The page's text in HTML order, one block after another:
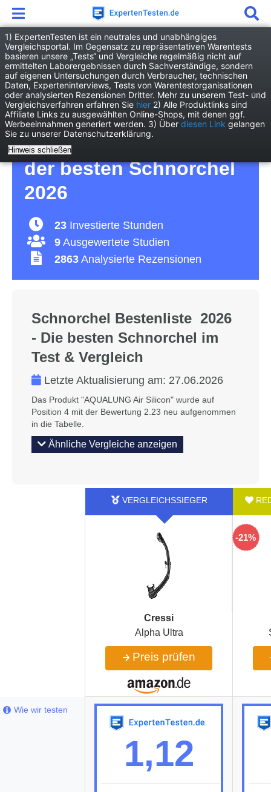
Freizeit Hobby Schnorchel
Schnorchel Test – so
kriegen Sie auch unter
Wasser Luft – Vergleich
der besten Schnorchel
2026
23 Investierte Stunden
9 Ausgewertete Studien
2863 Analysierte Rezensionen
Schnorchel Bestenliste 2026
- Die besten Schnorchel im
Test & Vergleich
Letzte Aktualisierung am: 27.06.2026
Das Produkt "‎AQUALUNG Air Silicon" wurde auf
Position 4 mit der Bewertung 2.23 neu aufgenommen
in die Tabelle.
Ähnliche Vergleiche anzeigen
-21%
Cressi
Alpha Ultra
Preis prüfen
1,12
Wie wir testen
1) ExpertenTesten ist ein neutrales und unabhängiges
Vergleichsportal. Im Gegensatz zu repräsentativen Warentests
basieren unsere „Tests“ und Vergleiche regelmäßig nicht auf
ermittelten Laborergebnissen durch Sachverständige, sondern
auf eigenen Untersuchungen durch Verbraucher, technischen
Daten, Experteninterviews, Tests von Warentestorganisationen
oder analysierten Rezensionen Dritter. Mehr zu unserem Test- und
Vergleichsverfahren erfahren Sie hier 2) Alle Produktlinks sind
Affiliate Links zu ausgewählten Online-Shops, mit denen ggf.
Werbeeinnahmen generiert werden. 3) Über diesen Link gelangen
Sie zu unserer Datenschutzerklärung.
Hinweis schließen